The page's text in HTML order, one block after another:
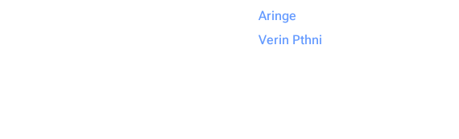
Aringe
Verin Pthni